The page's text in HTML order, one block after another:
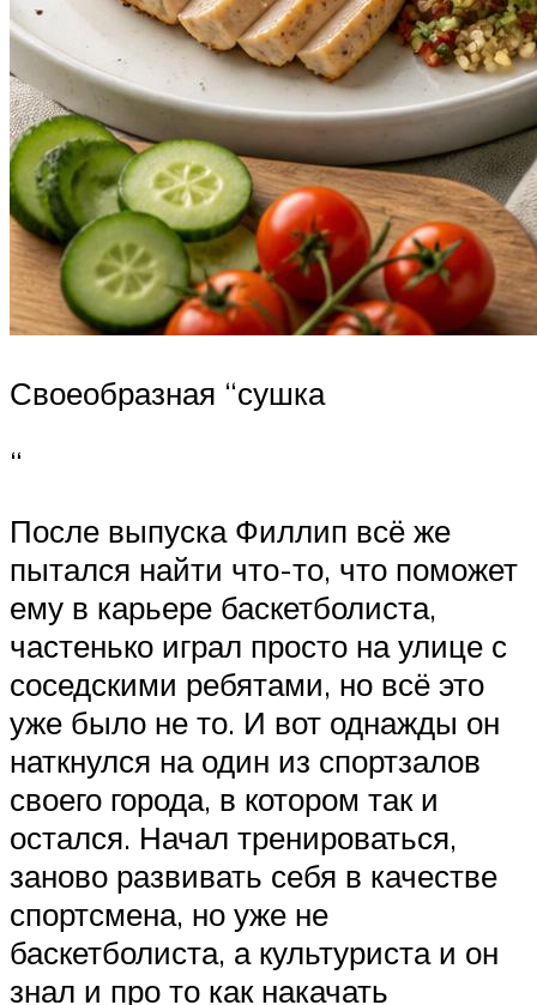
Своеобразная “сушка
“
После выпуска Филлип всё же
пытался найти что-то, что поможет
ему в карьере баскетболиста,
частенько играл просто на улице с
соседскими ребятами, но всё это
уже было не то. И вот однажды он
наткнулся на один из спортзалов
своего города, в котором так и
остался. Начал тренироваться,
заново развивать себя в качестве
спортсмена, но уже не
баскетболиста, а культуриста и он
знал и про то как накачать